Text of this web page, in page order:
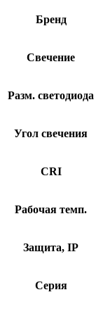
Бренд
Свечение
Разм. светодиода
Угол свечения
CRI
Рабочая темп.
Защита, IP
Серия